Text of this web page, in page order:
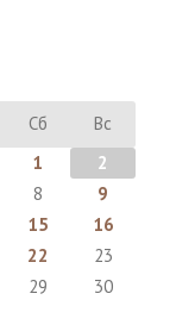
Сб
Вс
1
2
8
9
15
16
22
23
29
30